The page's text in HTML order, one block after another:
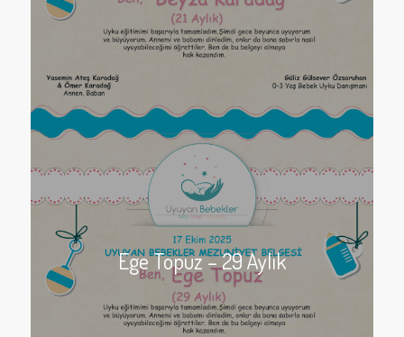
Ege Topuz – 29 Aylık